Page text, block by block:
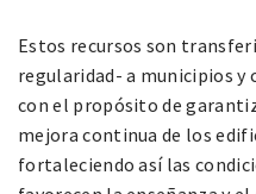
Estos recursos son
regularidad- a municipios y
con el propósito de
mejora continua de los
fortaleciendo así las